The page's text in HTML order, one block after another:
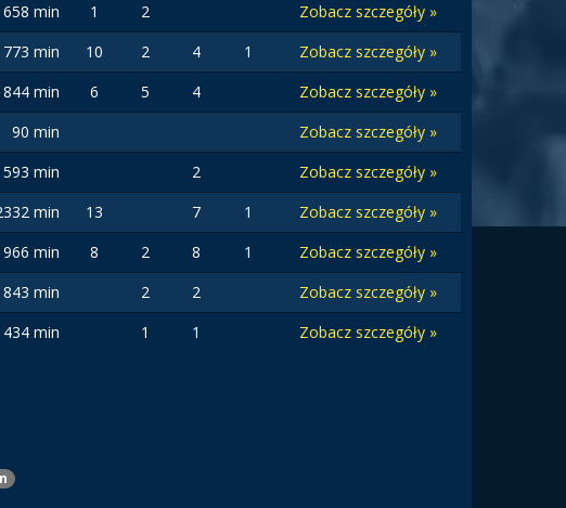
658 min 1 2
Zobacz szczegóły »
min 10 2 4 1
Zobacz szczegóły »
min 6 5 4
Zobacz szczegóły »
90 min
Zobacz szczegóły »
593 min 2
Zobacz szczegóły »
min 13 7 1
Zobacz szczegóły »
min 8 2 8 1
Zobacz szczegóły »
843 min 2 2
Zobacz szczegóły »
434 min 1 1 Zobacz szczegóły »